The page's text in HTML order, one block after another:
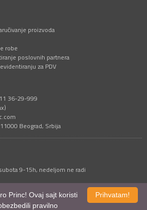
proizvoda
robe
poslovnih partnera
za PDV
36-29-999
Beograd, Srbija
9-15h, nedeljom ne radi
Prihvatam!
Princ! Ovaj sajt koristi
pravilno